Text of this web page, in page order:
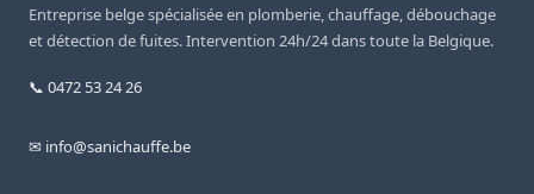
Entreprise belge spécialisée en plomberie, chauffage, débouchage
et détection de fuites. Intervention 24h/24 dans toute la Belgique.
📞 0472 53 24 26
✉ info@sanichauffe.be